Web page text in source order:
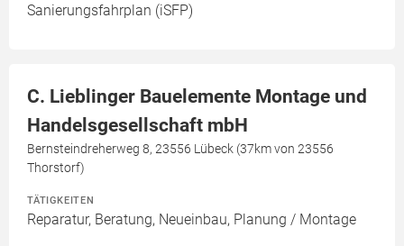
Sanierungsfahrplan (iSFP)
C. Lieblinger Bauelemente Montage und
Handelsgesellschaft mbH
Bernsteindreherweg 8, 23556 Lübeck (37km von 23556
Thorstorf)
TÄTIGKEITEN
Reparatur, Beratung, Neueinbau, Planung / Montage